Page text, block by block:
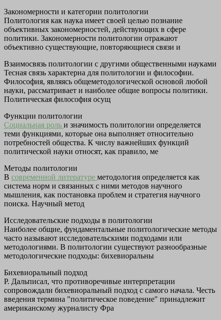
Закономерности и категории политологии
Политология как наука имеет своей целью познание
объективных закономерностей, действующих в сфере
политики. Закономерности политологии отражают
объективно существующие, повторяющиеся связи и
Взаимосвязь политологии с другими общественными науками
Тесная связь характерна для политологии и философии.
Философия, являясь общеметодологической основой любой
науки, рассматривает и наиболее общие вопросы политики.
Политическая философия осущ
Функции политологии
Социальная роль и значимость политологии определяется
теми функциями, которые она выполняет относительно
потребностей общества. К числу важнейших функций
политической науки относят, как правило, ме
Методы политологии
В современной литературе методология определяется как
система норм и связанных с ними методов научного
мышления, как постановка проблем и стратегия научного
поиска. Научный метод
Исследовательские подходы в политологии
Наиболее общие, фундаментальные политологические методы
часто называют исследовательскими подходами или
методологиями. В политологии существуют разнообразные
методологические подходы: бихевиоральны
Бихевиоральный подход
Р. Дальписал, что противоречивые интерпретации
сопровождали бихевиоральный подход с самого начала. Честь
введения термина "политическое поведение" принадлежит
американскому журналисту Фра